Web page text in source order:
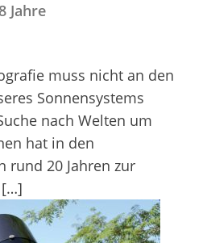
Jahre
muss nicht an den
Sonnensystems
nach Welten um
hat in den
rund 20 Jahren zur
[…]